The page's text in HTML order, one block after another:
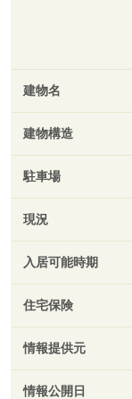
建物名
建物構造
駐車場
現況
入居可能時期
住宅保険
情報提供元
情報公開日